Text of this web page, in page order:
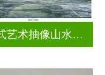
新中式艺术抽像山水画玻璃